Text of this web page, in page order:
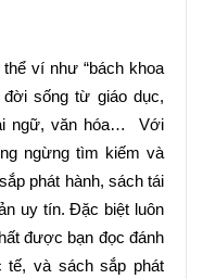
ví như “bách khoa
sống từ giáo dục,
ngữ, văn hóa…  Với
ngừng tìm kiếm và
phát hành, sách tái
uy tín. Đặc biệt luôn
được bạn đọc đánh
tế, và sách sắp phát